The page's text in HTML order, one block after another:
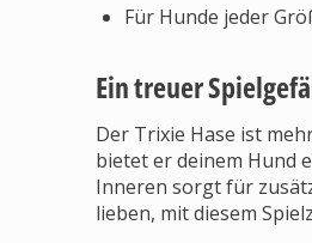
Für Hunde jeder
Ein treuer
Der Trixie Hase ist
bietet er deinem Hund
Inneren sorgt für
lieben, mit diesem